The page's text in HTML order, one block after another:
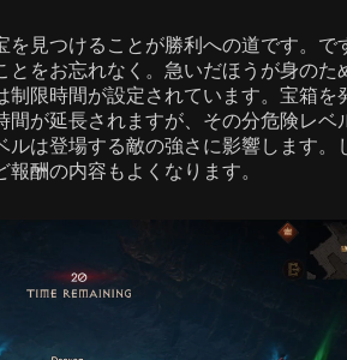
を見つけることが勝利への道です。で
とをお忘れなく。急いだほうが身のた
制限時間が設定されています。宝箱を
間が延長されますが、その分危険レベ
ルは登場する敵の強さに影響します。
酬の内容もよくなります。